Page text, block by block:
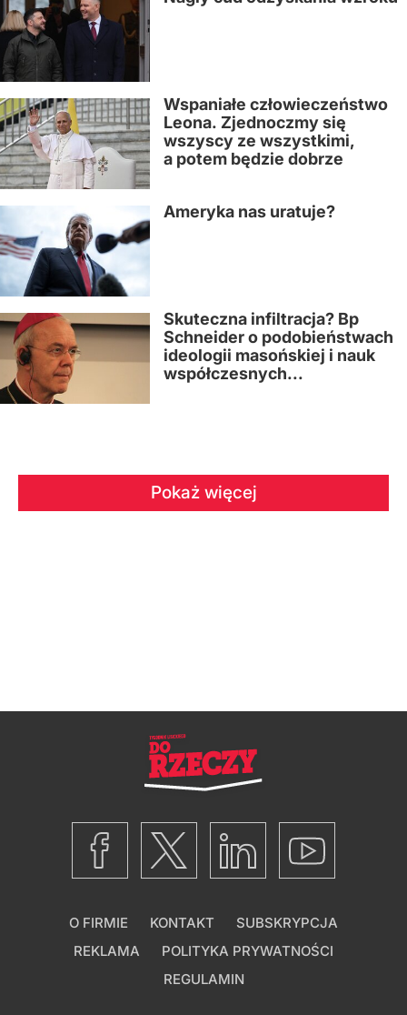
Wspaniałe człowieczeństwo
Leona. Zjednoczmy się
wszyscy ze wszystkimi,
a potem będzie dobrze
Ameryka nas uratuje?
Skuteczna infiltracja? Bp
Schneider o podobieństwach
ideologii masońskiej i nauk
współczesnych...
Pokaż więcej
O FIRMIE KONTAKT
SUBSKRYPCJA
REKLAMA
POLITYKA PRYWATNOŚCI
REGULAMIN